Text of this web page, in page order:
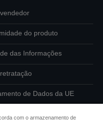
do produto
das Informações
de Dados da UE
com o armazenamento de